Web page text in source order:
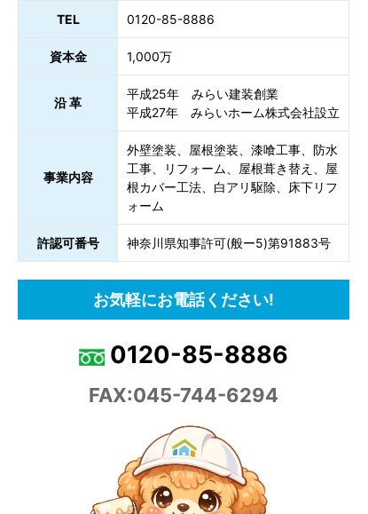
TEL 0120-85-8886
資本金 1,000万
沿 革
平成25年 みらい建装創業
平成27年 みらいホーム株式会社設立
事業内容
外壁塗装、屋根塗装、漆喰工事、防水
工事、リフォーム、屋根葺き替え、屋
根カバー工法、白アリ駆除、床下リフ
ォーム
許認可番号 神奈川県知事許可(般ー5)第91883号
お気軽にお電話ください!
0120-85-8886
FAX:045-744-6294